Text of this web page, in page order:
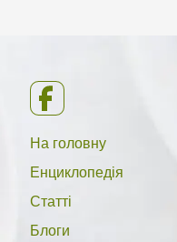
На головну
Енциклопедія
Статті
Блоги